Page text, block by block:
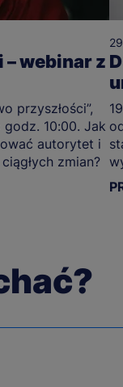
webinar z
przyszłości”,
10:00. Jak
autorytet i
zmian?